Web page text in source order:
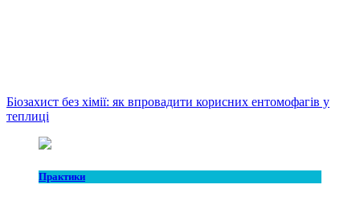
Біозахист без хімії: як впровадити корисних ентомофагів у
теплиці
Практики